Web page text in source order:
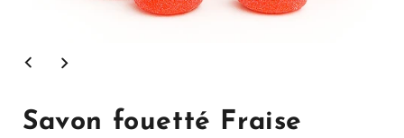
le
la
modale
Savon fouetté Fraise